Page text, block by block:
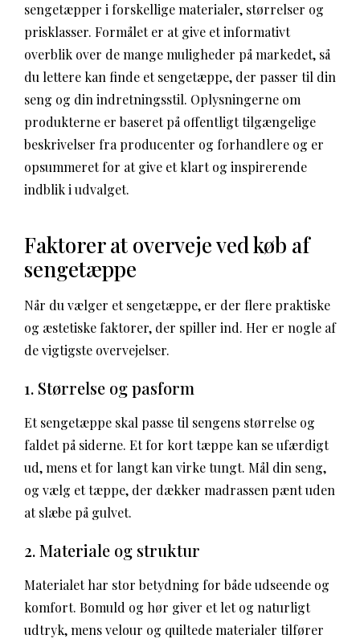
sengetæpper i forskellige materialer, størrelser og
prisklasser. Formålet er at give et informativt
overblik over de mange muligheder på markedet, så
du lettere kan finde et sengetæppe, der passer til din
seng og din indretningsstil. Oplysningerne om
produkterne er baseret på offentligt tilgængelige
beskrivelser fra producenter og forhandlere og er
opsummeret for at give et klart og inspirerende
indblik i udvalget.
Faktorer at overveje ved køb af
sengetæppe
Når du vælger et sengetæppe, er der flere praktiske
og æstetiske faktorer, der spiller ind. Her er nogle af
de vigtigste overvejelser.
1. Størrelse og pasform
Et sengetæppe skal passe til sengens størrelse og
faldet på siderne. Et for kort tæppe kan se ufærdigt
ud, mens et for langt kan virke tungt. Mål din seng,
og vælg et tæppe, der dækker madrassen pænt uden
at slæbe på gulvet.
2. Materiale og struktur
Materialet har stor betydning for både udseende og
komfort. Bomuld og hør giver et let og naturligt
udtryk, mens velour og quiltede materialer tilfører